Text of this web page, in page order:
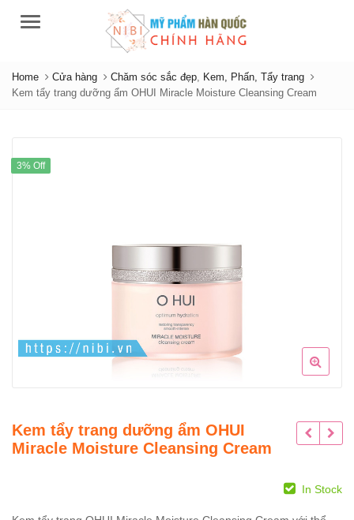
Menu
Home Cửa hàng Chăm sóc sắc đẹp, Kem, Phấn, Tẩy trang
Kem tẩy trang dưỡng ẩm OHUI Miracle Moisture Cleansing Cream
3% Off
Kem tẩy trang dưỡng ẩm OHUI
Miracle Moisture Cleansing Cream
In Stock